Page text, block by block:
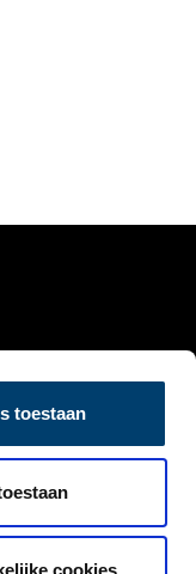
toestaan
cookies